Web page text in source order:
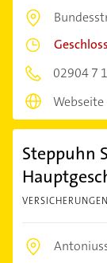
02904 7
Webseite
Steppuhn
VERSICHERUNGEN